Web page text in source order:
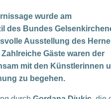
wurde am
des Bundes
Ausstellung des
Gäste waren der
mit den Künstlerinnen
zu begehen.